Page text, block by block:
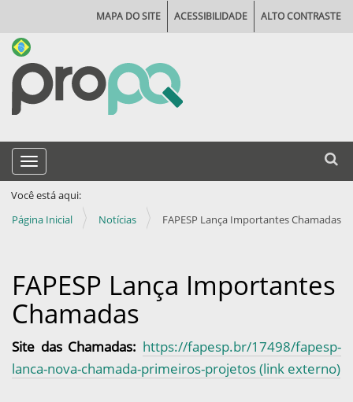
Busca
MAPA DO SITE ACESSIBILIDADE ALTO CONTRASTE
Toggle navigation
Você está aqui:
Página Inicial
Notícias FAPESP Lança Importantes Chamadas
FAPESP Lança Importantes
Chamadas
Site das Chamadas: https://fapesp.br/17498/fapesp-
lanca-nova-chamada-primeiros-projetos (link externo)